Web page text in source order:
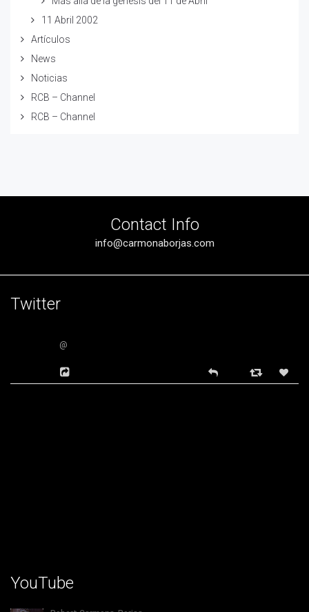
11 Abril 2002
Artículos
News
Noticias
RCB – Channel
RCB – Channel
Contact Info
info@carmonaborjas.com
Twitter
@
YouTube